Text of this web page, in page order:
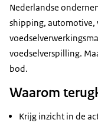
Nederlandse
shipping, automotive,
voedselverspilling.
bod.
Waarom
Krijg inzicht in de